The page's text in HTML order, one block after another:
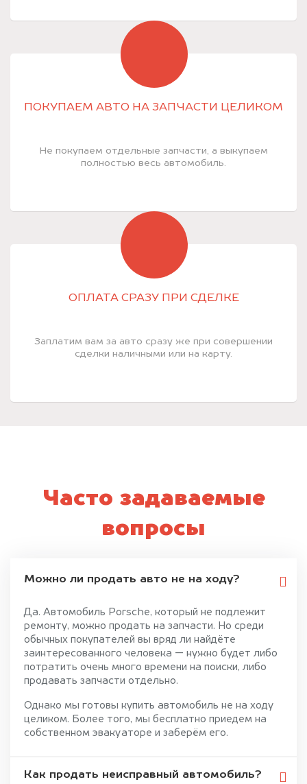
ПОКУПАЕМ АВТО НА ЗАПЧАСТИ ЦЕЛИКОМ
Не покупаем отдельные запчасти, а выкупаем
полностью весь автомобиль.
ОПЛАТА СРАЗУ ПРИ СДЕЛКЕ
Заплатим вам за авто сразу же при совершении
сделки наличными или на карту.
Часто задаваемые
вопросы
Можно ли продать авто не на ходу?
Да. Автомобиль Porsche, который не подлежит
ремонту, можно продать на запчасти. Но среди
обычных покупателей вы вряд ли найдёте
заинтересованного человека — нужно будет либо
потратить очень много времени на поиски, либо
продавать запчасти отдельно.
Однако мы готовы купить автомобиль не на ходу
целиком. Более того, мы бесплатно приедем на
собственном эвакуаторе и заберём его.
Как продать неисправный автомобиль?